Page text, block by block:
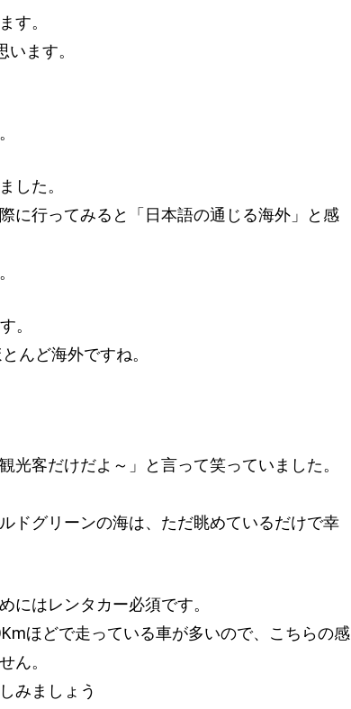
す。
ます。
した。
に行ってみると「日本語の通じる海外」と感
。
んど海外ですね。
客だけだよ～」と言って笑っていました。
ドグリーンの海は、ただ眺めているだけで幸
にはレンタカー必須です。
ほどで走っている車が多いので、こちらの感
ん。
みましょう